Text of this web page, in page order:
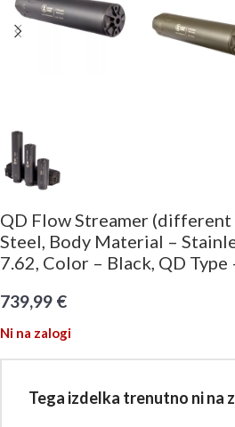
QD Flow Streamer (different
Steel, Body Material –
7.62, Color – Black, QD Type
739,99 €
Ni na zalogi
Tega izdelka trenutno ni na